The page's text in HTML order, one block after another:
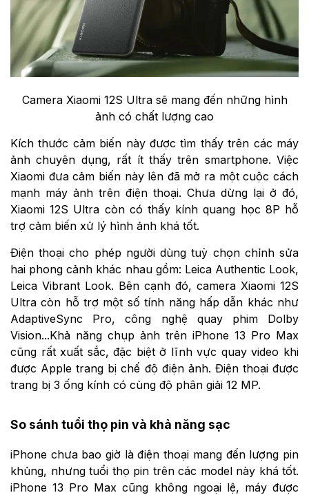
Camera Xiaomi 12S Ultra sẽ mang đến những hình
ảnh có chất lượng cao
Kích thước cảm biến này được tìm thấy trên các máy
ảnh chuyên dụng, rất ít thấy trên smartphone. Việc
Xiaomi đưa cảm biến này lên đã mở ra một cuộc cách
mạnh máy ảnh trên điện thoại. Chưa dừng lại ở đó,
Xiaomi 12S Ultra còn có thấy kính quang học 8P hỗ
trợ cảm biến xử lý hình ảnh khá tốt.
Điện thoại cho phép người dùng tuỳ chọn chỉnh sửa
hai phong cảnh khác nhau gồm: Leica Authentic Look,
Leica Vibrant Look. Bên cạnh đó, camera Xiaomi 12S
Ultra còn hỗ trợ một số tính năng hấp dẫn khác như
AdaptiveSync Pro, công nghệ quay phim Dolby
Vision...Khả năng chụp ảnh trên iPhone 13 Pro Max
cũng rất xuất sắc, đặc biệt ở lĩnh vực quay video khi
được Apple trang bị chế độ điện ảnh. Điện thoại được
trang bị 3 ống kính có cùng độ phân giải 12 MP.
So sánh tuổi thọ pin và khả năng sạc
iPhone chưa bao giờ là điện thoại mang đến lượng pin
khủng, nhưng tuổi thọ pin trên các model này khá tốt.
iPhone 13 Pro Max cũng không ngoại lệ, máy được